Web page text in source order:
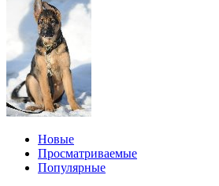
Новые
Просматриваемые
Популярные